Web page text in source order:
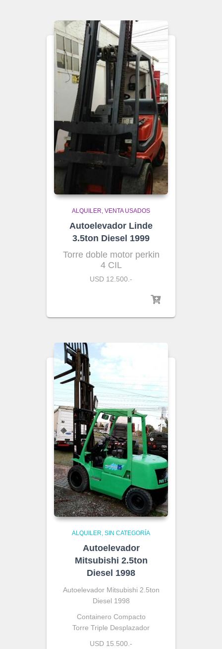
ALQUILER VENTA USADOS
Autoelevador Linde
3.5ton Diesel 1999
Torre doble motor perkin
4 CIL
USD 12.500.-
ALQUILER SIN CATEGORÍA
Autoelevador
Mitsubishi 2.5ton
Diesel 1998
Autoelevador Mitsubishi 2.5ton
Diesel 1998
Containero Compacto
Torre Triple Desplazador
USD 15.500.-